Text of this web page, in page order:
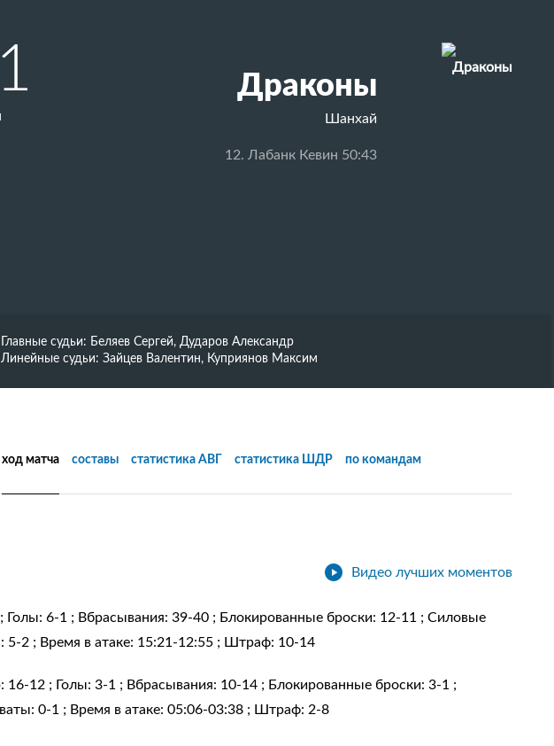
Драконы
Шанхай
12. Лабанк Кевин 50:43
Главные судьи: Беляев Сергей, Дударов Александр
Линейные судьи: Зайцев Валентин, Куприянов Максим
ход матча составы статистикаАВГ статистика ШДР по командам
Видео лучших моментов
Голы: 6-1 ; Вбрасывания: 39-40 ; Блокированные броски: 12-11 ; Силовые
2 ; Время в атаке: 15:21-12:55 ; Штраф: 10-14
16-12 ; Голы: 3-1 ; Вбрасывания: 10-14 ; Блокированные броски: 3-1 ;
0-1 ; Время в атаке: 05:06-03:38 ; Штраф: 2-8